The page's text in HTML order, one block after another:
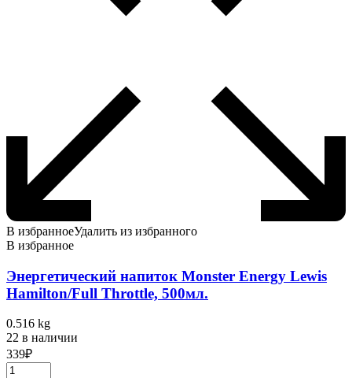
В избранноеУдалить из избранного
В избранное
Энергетический напиток Monster Energy Lewis
Hamilton/Full Throttle, 500мл.
0.516 kg
22 в наличии
339₽